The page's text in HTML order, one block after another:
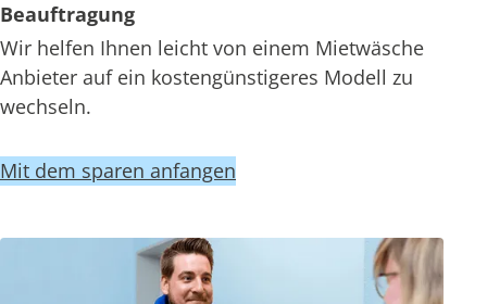
Beauftragung
Wir helfen Ihnen leicht von einem Mietwäsche
Anbieter auf ein kostengünstigeres Modell zu
wechseln.
Mit dem sparen anfangen